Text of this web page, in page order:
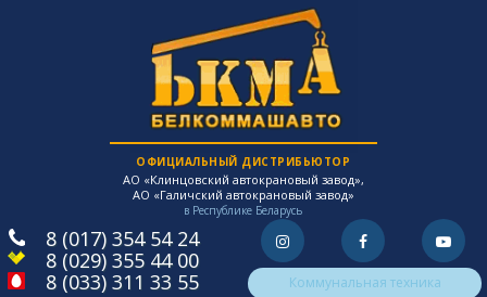
ОФИЦИАЛЬНЫЙ ДИСТРИБЬЮТОР
АО «Клинцовский автокрановый завод»,
АО «Галичский автокрановый завод»
в Республике Беларусь
8 (017) 354 54 24
8 (029) 355 44 00
8 (033) 311 33 55
Коммунальная техника